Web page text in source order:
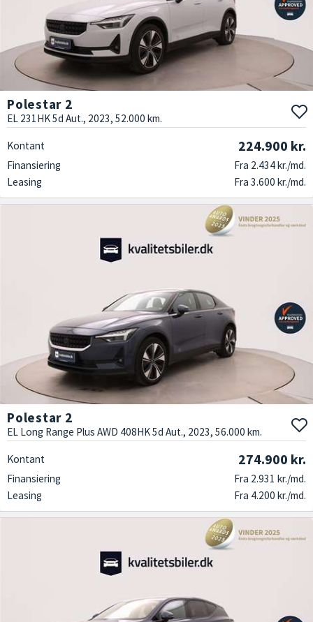
Polestar 2
EL 231HK 5d Aut., 2023, 52.000 km.
Kontant 224.900 kr.
Finansiering
Fra 2.434 kr./md.
Leasing
Fra 3.600 kr./md.
Polestar 2
EL Long Range Plus AWD 408HK 5d Aut., 2023, 56.000 km.
Kontant 274.900 kr.
Finansiering
Fra 2.931 kr./md.
Leasing
Fra 4.200 kr./md.